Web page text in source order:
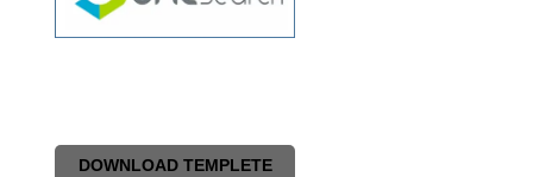
DOWNLOAD TEMPLETE